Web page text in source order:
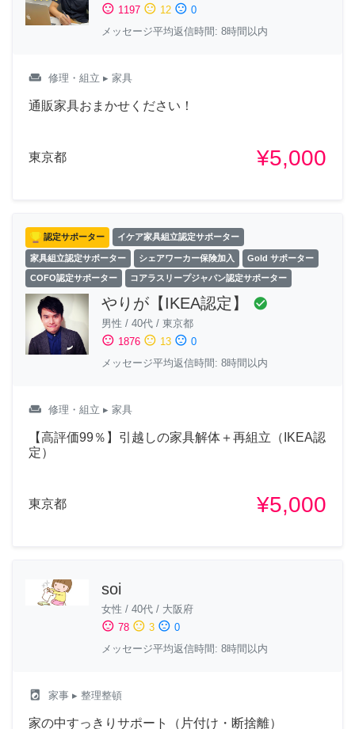
sentiment_satisfied 1197 sentiment_neutral 12 sentiment_dissatisfied 0
メッセージ平均返信時間: 8時間以内
weekend 修理・組立 ▸ 家具
通販家具おまかせください！
東京都 ¥5,000
認定サポーター イケア家具組立認定サポーター
家具組立認定サポーター シェアワーカー保険加入 Gold サポーター
COFO認定サポーター コアラスリープジャパン認定サポーター
やりが【IKEA認定】 check_circle
男性 / 40代 / 東京都
sentiment_satisfied 1876 sentiment_neutral 13 sentiment_dissatisfied 0
メッセージ平均返信時間: 8時間以内
weekend 修理・組立 ▸ 家具
【高評価99％】引越しの家具解体＋再組立（IKEA認
定）
東京都 ¥5,000
soi
女性 / 40代 / 大阪府
sentiment_satisfied 78 sentiment_neutral 3 sentiment_dissatisfied 0
メッセージ平均返信時間: 8時間以内
local_laundry_service 家事 ▸ 整理整頓
家の中すっきりサポート（片付け・断捨離）